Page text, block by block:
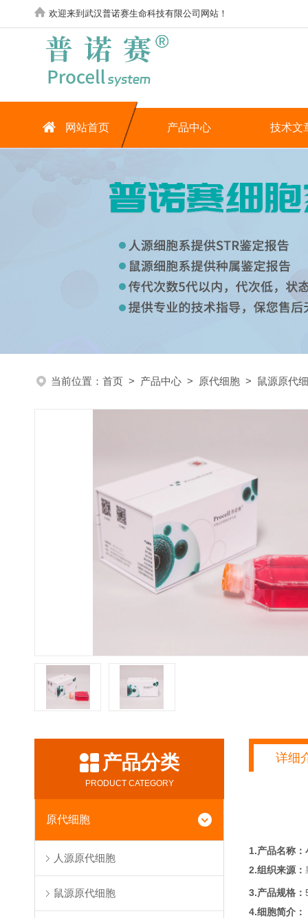
欢迎来到武汉普诺赛生命科技有限公司网站！
网站首页 产品中心 技术文
当前位置： 首页 > 产品中心 > 原代细胞 > 鼠源原代
产品分类
PRODUCT CATEGORY
原代细胞
人源原代细胞
鼠源原代细胞
详细
1.产品名称：
2.组织来源：
3.产品规格：
4.细胞简介：